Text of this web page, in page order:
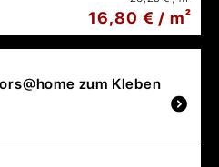
16,80 € / m²
zum Kleben